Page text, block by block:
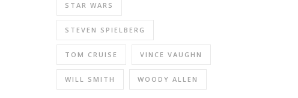
STAR WARS
STEVEN SPIELBERG
TOM CRUISE VINCE VAUGHN
WILL SMITH WOODY ALLEN